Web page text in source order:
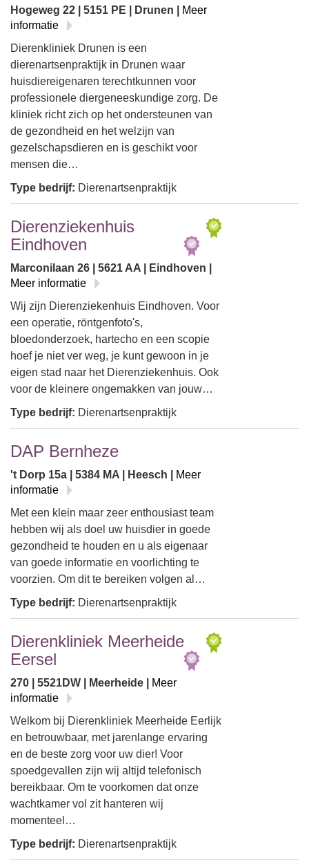
Hogeweg 22 | 5151 PE | Drunen |
Meer
informatie
Dierenkliniek Drunen is een
dierenartsenpraktijk in Drunen waar
huisdiereigenaren terechtkunnen voor
professionele diergeneeskundige zorg. De
kliniek richt zich op het ondersteunen van
de gezondheid en het welzijn van
gezelschapsdieren en is geschikt voor
mensen die…
Type bedrijf: Dierenartsenpraktijk
Dierenziekenhuis
Eindhoven
Marconilaan 26 | 5621 AA | Eindhoven |
Meer informatie
Wij zijn Dierenziekenhuis Eindhoven. Voor
een operatie, röntgenfoto's,
bloedonderzoek, hartecho en een scopie
hoef je niet ver weg, je kunt gewoon in je
eigen stad naar het Dierenziekenhuis. Ook
voor de kleinere ongemakken van jouw…
Type bedrijf: Dierenartsenpraktijk
DAP Bernheze
't Dorp 15a | 5384 MA | Heesch |
Meer
informatie
Met een klein maar zeer enthousiast team
hebben wij als doel uw huisdier in goede
gezondheid te houden en u als eigenaar
van goede informatie en voorlichting te
voorzien. Om dit te bereiken volgen al…
Type bedrijf: Dierenartsenpraktijk
Dierenkliniek Meerheide
Eersel
270 | 5521DW | Meerheide |
Meer
informatie
Welkom bij Dierenkliniek Meerheide Eerlijk
en betrouwbaar, met jarenlange ervaring
en de beste zorg voor uw dier! Voor
spoedgevallen zijn wij altijd telefonisch
bereikbaar. Om te voorkomen dat onze
wachtkamer vol zit hanteren wij
momenteel…
Type bedrijf: Dierenartsenpraktijk